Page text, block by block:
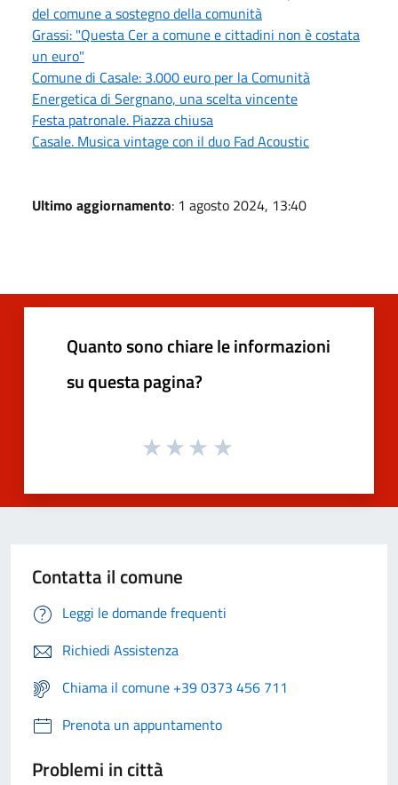
del comune a sostegno della comunità
Grassi: "Questa Cer a comune e cittadini non è costata
un euro"
Comune di Casale: 3.000 euro per la Comunità
Energetica di Sergnano, una scelta vincente
Festa patronale. Piazza chiusa
Casale. Musica vintage con il duo Fad Acoustic
Ultimo aggiornamento: 1 agosto 2024, 13:40
Quanto sono chiare le informazioni
su questa pagina?
Contatta il comune
Leggi le domande frequenti
Richiedi Assistenza
Chiama il comune +39 0373 456 711
Prenota un appuntamento
Problemi in città